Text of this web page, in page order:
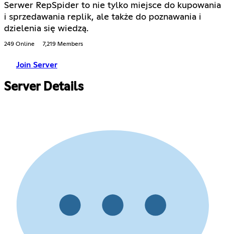
Serwer RepSpider to nie tylko miejsce do kupowania
i sprzedawania replik, ale także do poznawania i
dzielenia się wiedzą.
249 Online 7,219 Members
Join Server
Server Details